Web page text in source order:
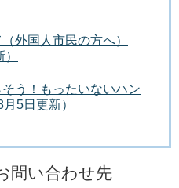
外国人市民の方へ）
う！もったいないハン
5日更新）
問い合わせ先